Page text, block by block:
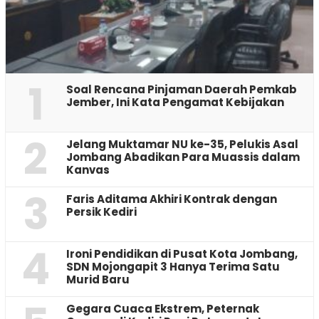
1
‎Soal Rencana Pinjaman Daerah Pemkab
Jember, Ini Kata Pengamat Kebijakan ‎
2
Jelang Muktamar NU ke-35, Pelukis Asal
Jombang Abadikan Para Muassis dalam
Kanvas
3
Faris Aditama Akhiri Kontrak dengan
Persik Kediri
4
Ironi Pendidikan di Pusat Kota Jombang,
SDN Mojongapit 3 Hanya Terima Satu
Murid Baru
‎Gegara Cuaca Ekstrem, Peternak